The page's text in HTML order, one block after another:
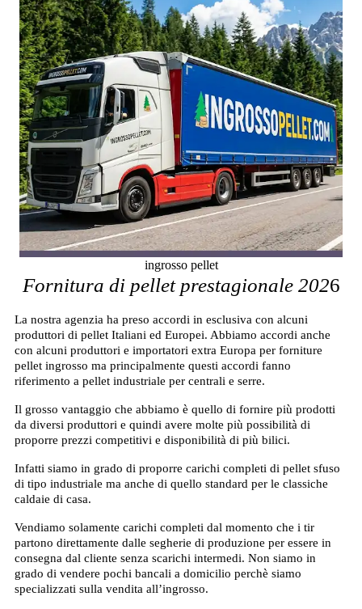
ingrosso pellet
Fornitura di pellet prestagionale 2026
La nostra agenzia ha preso accordi in esclusiva con alcuni
produttori di pellet Italiani ed Europei. Abbiamo accordi anche
con alcuni produttori e importatori extra Europa per forniture
pellet ingrosso ma principalmente questi accordi fanno
riferimento a pellet industriale per centrali e serre.
Il grosso vantaggio che abbiamo è quello di fornire più prodotti
da diversi produttori e quindi avere molte più possibilità di
proporre prezzi competitivi e disponibilità di più bilici.
Infatti siamo in grado di proporre carichi completi di pellet sfuso
di tipo industriale ma anche di quello standard per le classiche
caldaie di casa.
Vendiamo solamente carichi completi dal momento che i tir
partono direttamente dalle segherie di produzione per essere in
consegna dal cliente senza scarichi intermedi. Non siamo in
grado di vendere pochi bancali a domicilio perchè siamo
specializzati sulla vendita all’ingrosso.